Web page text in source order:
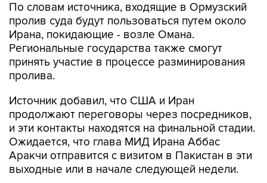
По словам источника, входящие в Ормузский
пролив суда будут пользоваться путем около
Ирана, покидающие - возле Омана.
Региональные государства также смогут
принять участие в процессе разминирования
пролива.
Источник добавил, что США и Иран
продолжают переговоры через посредников,
и эти контакты находятся на финальной стадии.
Ожидается, что глава МИД Ирана Аббас
Аракчи отправится с визитом в Пакистан в эти
выходные или в начале следующей недели.